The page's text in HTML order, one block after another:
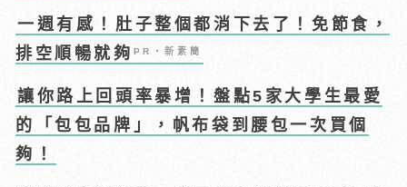
一週有感！肚子整個都消下去了！免節食，
排空順暢就夠 PR・新素簡
讓你路上回頭率暴增！盤點5家大學生最愛
的「包包品牌」，帆布袋到腰包一次買個
夠！